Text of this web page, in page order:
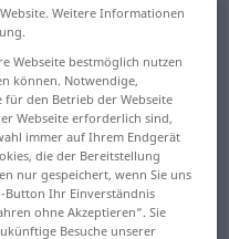
antippen)
tous
Weitere Informationen
Webseite bestmöglich nutzen
können. Notwendige,
den Betrieb der Webseite
Webseite erforderlich sind,
immer auf Ihrem Endgerät
die der Bereitstellung
nur gespeichert, wenn Sie uns
Button Ihr Einverständnis
ohne Akzeptieren“. Sie
Besuche unserer